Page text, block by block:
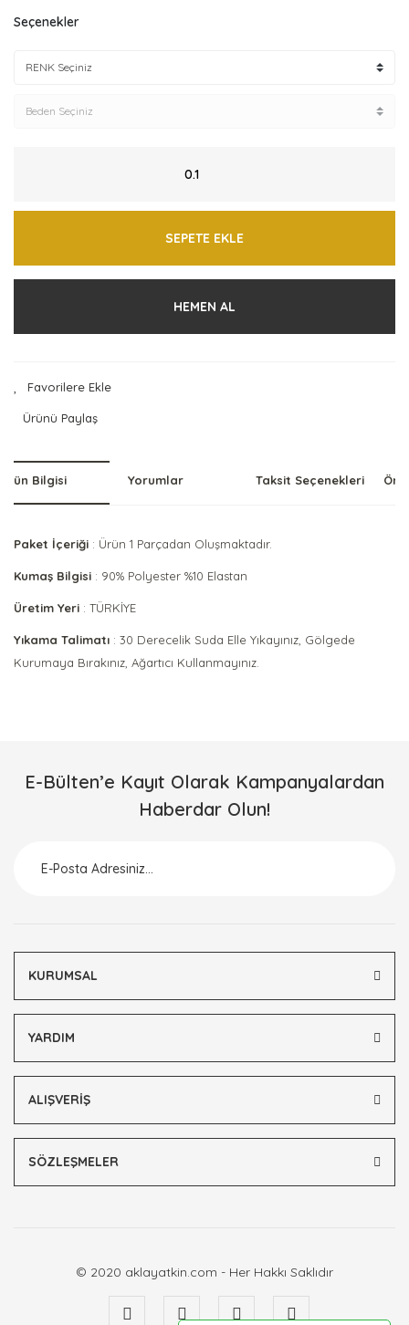
Seçenekler
SEPETE EKLE
HEMEN AL
Ürünü Paylaş
Ürün Bilgisi Yorumlar Taksit Seçenekleri
Paket İçeriği : Ürün 1 Parçadan Oluşmaktadır.
Kumaş Bilgisi : 90% Polyester %10 Elastan
Üretim Yeri : TÜRKİYE
Yıkama Talimatı : 30 Derecelik Suda Elle Yıkayınız, Gölgede
Kurumaya Bırakınız, Ağartıcı Kullanmayınız.
Yorum Yaz
Ürün resmi kalitesiz, bozuk veya görüntülenemiyor.
E-Bülten’e Kayıt Olarak Kampanyalardan
Haberdar Olun!
KURUMSAL
YARDIM
ALIŞVERİŞ
SÖZLEŞMELER
© 2020 aklayatkin.com - Her Hakkı Saklıdır